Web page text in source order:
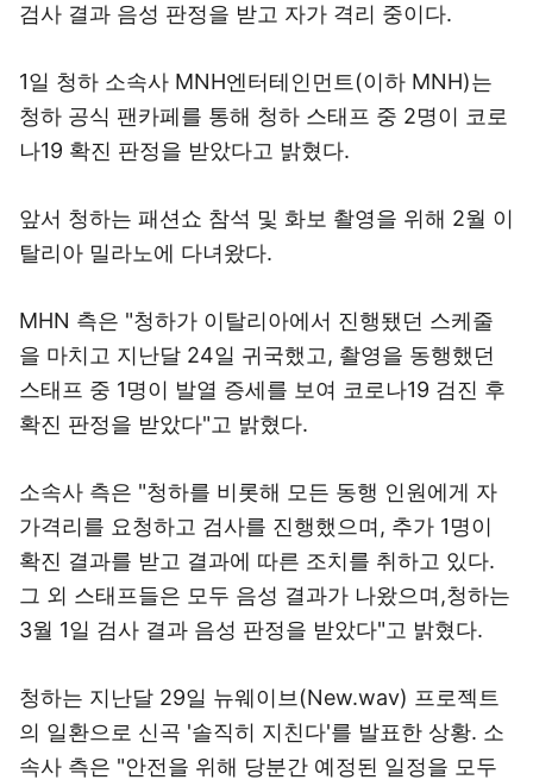
검사 결과 음성 판정을 받고 자가 격리 중이다.
1일 청하 소속사 MNH엔터테인먼트(이하 MNH)는
청하 공식 팬카페를 통해 청하 스태프 중 2명이 코로
나19 확진 판정을 받았다고 밝혔다.
앞서 청하는 패션쇼 참석 및 화보 촬영을 위해 2월 이
탈리아 밀라노에 다녀왔다.
MHN 측은 "청하가 이탈리아에서 진행됐던 스케줄
을 마치고 지난달 24일 귀국했고, 촬영을 동행했던
스태프 중 1명이 발열 증세를 보여 코로나19 검진 후
확진 판정을 받았다"고 밝혔다.
소속사 측은 "청하를 비롯해 모든 동행 인원에게 자
가격리를 요청하고 검사를 진행했으며, 추가 1명이
확진 결과를 받고 결과에 따른 조치를 취하고 있다.
그 외 스태프들은 모두 음성 결과가 나왔으며,청하는
3월 1일 검사 결과 음성 판정을 받았다"고 밝혔다.
청하는 지난달 29일 뉴웨이브(New.wav) 프로젝트
의 일환으로 신곡 '솔직히 지친다'를 발표한 상황. 소
속사 측은 "안전을 위해 당분간 예정된 일정을 모두